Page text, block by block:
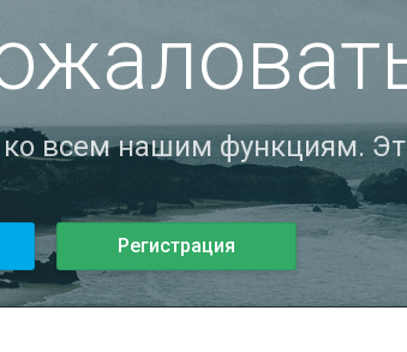
ко всем нашим функциям.
Регистрация